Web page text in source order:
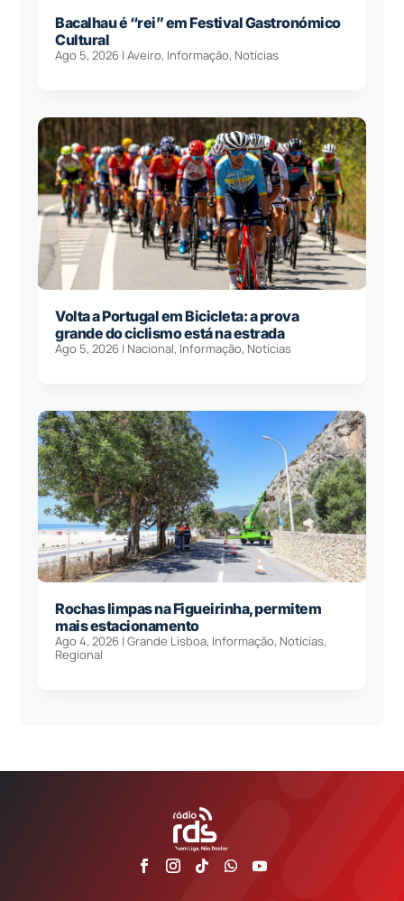
Bacalhau é “rei” em Festival Gastronómico
Cultural
Ago 5, 2026 |Aveiro, Informação, Notícias
Volta a Portugal em Bicicleta: a prova
grande do ciclismo está na estrada
Ago 5, 2026 | Nacional, Informação, Notícias
Rochas limpas na Figueirinha, permitem
mais estacionamento
Ago 4, 2026 |Grande Lisboa, Informação, Notícias,
Regional